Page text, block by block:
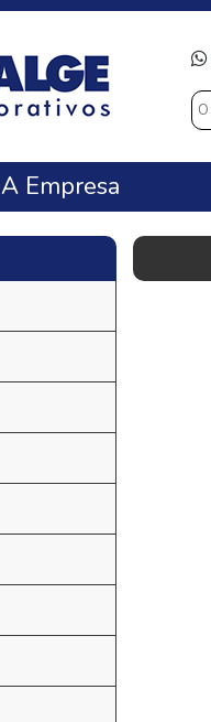
A Empresa